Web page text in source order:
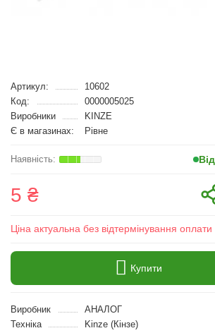
Артикул:
10602
Код:
0000005025
Виробники
KINZE
Є в магазинах:
Рівне
5 ₴
Ціна актуальна без відтермінування оплати
Купити
Виробник
АНАЛОГ
Техніка
Kinze (Кінзе)